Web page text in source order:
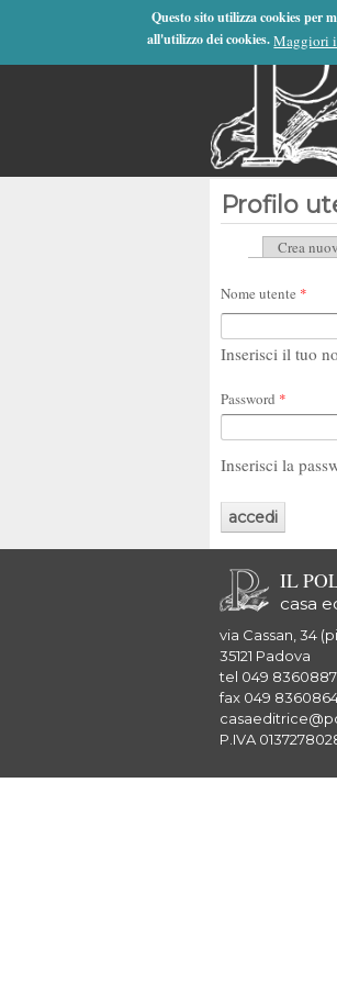
Questo sito utilizza cookies per
all'utilizzo dei cookies. Maggiori
Profilo
Schede
Crea
Nome utente *
Inserisci il tuo
Password *
Inserisci la
IL
casa
via Cassan, 34
35121 Padova
tel 049 8360887
fax 049
P.IVA